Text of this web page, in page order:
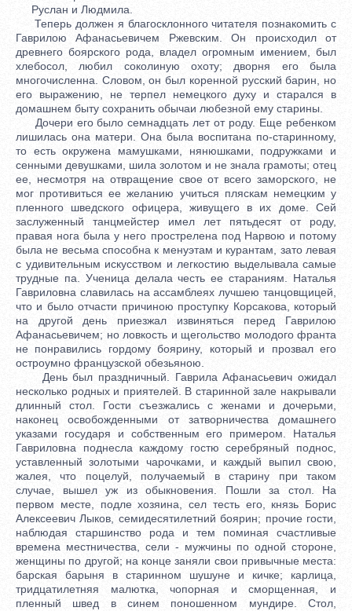
Руслан и Людмила.
Теперь должен я благосклонного читателя познакомить с
Гаврилою Афанасьевичем Ржевским. Он происходил от
древнего боярского рода, владел огромным имением, был
хлебосол, любил соколиную охоту; дворня его была
многочисленна. Словом, он был коренной русский барин, но
его выражению, не терпел немецкого духу и старался в
домашнем быту сохранить обычаи любезной ему старины.
Дочери его было семнадцать лет от роду. Еще ребенком
лишилась она матери. Она была воспитана по-старинному,
то есть окружена мамушками, нянюшками, подружками и
сенными девушками, шила золотом и не знала грамоты; отец
ее, несмотря на отвращение свое от всего заморского, не
мог противиться ее желанию учиться пляскам немецким у
пленного шведского офицера, живущего в их доме. Сей
заслуженный танцмейстер имел лет пятьдесят от роду,
правая нога была у него прострелена под Нарвою и потому
была не весьма способна к менуэтам и курантам, зато левая
с удивительным искусством и легкостию выделывала самые
трудные па. Ученица делала честь ее стараниям. Наталья
Гавриловна славилась на ассамблеях лучшею танцовщицей,
что и было отчасти причиною проступку Корсакова, который
на другой день приезжал извиняться перед Гаврилою
Афанасьевичем; но ловкость и щегольство молодого франта
не понравились гордому боярину, который и прозвал его
остроумно французской обезьяною.
День был праздничный. Гаврила Афанасьевич ожидал
несколько родных и приятелей. В старинной зале накрывали
длинный стол. Гости съезжались с женами и дочерьми,
наконец освобожденными от затворничества домашнего
указами государя и собственным его примером. Наталья
Гавриловна поднесла каждому гостю серебряный поднос,
уставленный золотыми чарочками, и каждый выпил свою,
жалея, что поцелуй, получаемый в старину при таком
случае, вышел уж из обыкновения. Пошли за стол. На
первом месте, подле хозяина, сел тесть его, князь Борис
Алексеевич Лыков, семидесятилетний боярин; прочие гости,
наблюдая старшинство рода и тем поминая счастливые
времена местничества, сели - мужчины по одной стороне,
женщины по другой; на конце заняли свои привычные места:
барская барыня в старинном шушуне и кичке; карлица,
тридцатилетняя малютка, чопорная и сморщенная, и
пленный швед в синем поношенном мундире. Стол,